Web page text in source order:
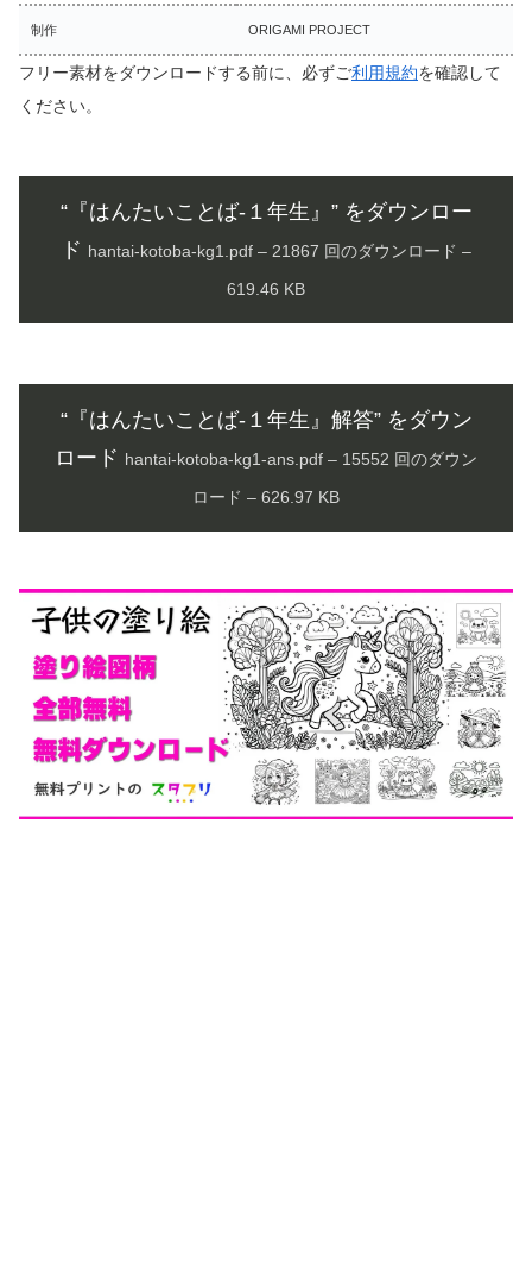
制作 ORIGAMI PROJECT
フリー素材をダウンロードする前に、必ずご利用規約を確認して
ください。
“『はんたいことば-１年生』” をダウンロー
ド hantai-kotoba-kg1.pdf – 21867 回のダウンロード –
619.46 KB
“『はんたいことば-１年生』解答” をダウン
ロード hantai-kotoba-kg1-ans.pdf – 15552 回のダウン
ロード – 626.97 KB